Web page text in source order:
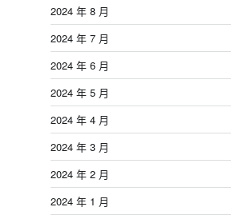
2024 年 8 月
2024 年 7 月
2024 年 6 月
2024 年 5 月
2024 年 4 月
2024 年 3 月
2024 年 2 月
2024 年 1 月